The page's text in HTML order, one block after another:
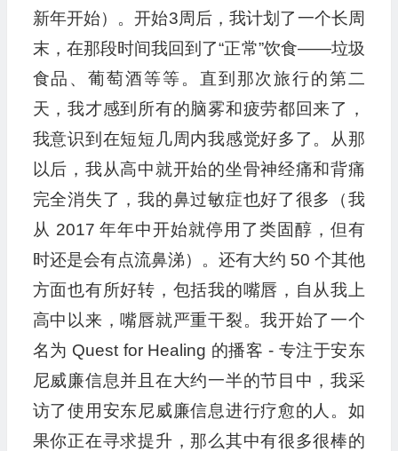
新年开始）。开始3周后，我计划了一个长周
末，在那段时间我回到了“正常”饮食——垃圾
食品、葡萄酒等等。直到那次旅行的第二
天，我才感到所有的脑雾和疲劳都回来了，
我意识到在短短几周内我感觉好多了。从那
以后，我从高中就开始的坐骨神经痛和背痛
完全消失了，我的鼻过敏症也好了很多（我
从 2017 年年中开始就停用了类固醇，但有
时还是会有点流鼻涕）。还有大约 50 个其他
方面也有所好转，包括我的嘴唇，自从我上
高中以来，嘴唇就严重干裂。我开始了一个
名为 Quest for Healing 的播客 - 专注于安东
尼威廉信息并且在大约一半的节目中，我采
访了使用安东尼威廉信息进行疗愈的人。如
果你正在寻求提升，那么其中有很多很棒的